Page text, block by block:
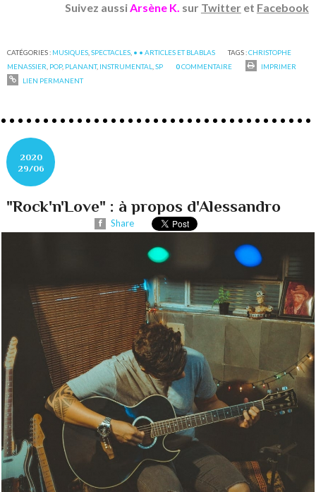
Suivez aussiArsène K. sur Twitter et Facebook
CATÉGORIES : MUSIQUES ,SPECTACLES • • ARTICLES ET BLABLAS TAGS :CHRISTOPHE
MENASSIER POP, PLANANT, INSTRUMENTAL ,SP 0COMMENTAIRE
IMPRIMER
LIEN PERMANENT
2020
29/06
"Rock'n'Love" : à propos d'Alessandro
Share